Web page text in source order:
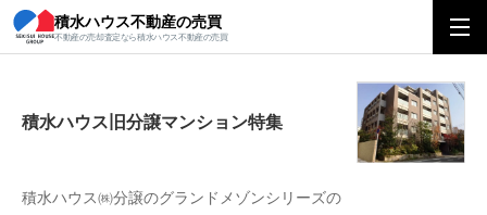
積水ハウス不動産の売買
不動産の売却査定なら積水ハウス不動産の売買
積水ハウス旧分譲マンション特集
積水ハウス旧分譲マンション特集
積水ハウス㈱分譲のグランドメゾンシリーズの